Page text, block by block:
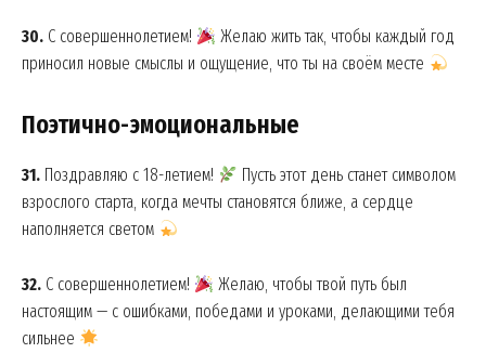
News Week
Magazine PRO
30. С совершеннолетием!
Желаю жить так, чтобы каждый год
приносил новые смыслы и ощущение, что ты на своём месте
Поэтично-эмоциональные
31. Поздравляю с 18-летием!
Пусть этот день станет символом
взрослого старта, когда мечты становятся ближе, а сердце
наполняется светом
32. С совершеннолетием!
Желаю, чтобы твой путь был
настоящим — с ошибками, победами и уроками, делающими тебя
сильнее